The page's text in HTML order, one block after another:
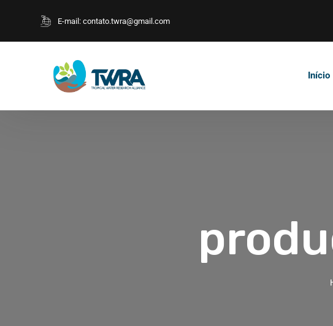
E-mail: contato.twra@gmail.com
Início